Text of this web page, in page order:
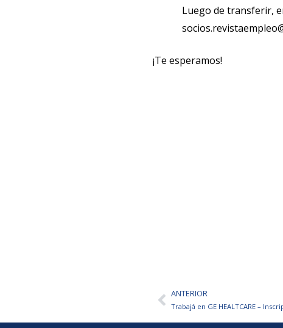
Luego de transferir,
¡Te esperamos!
AntANTERIOR
Trabajá en GE HEALTCARE –